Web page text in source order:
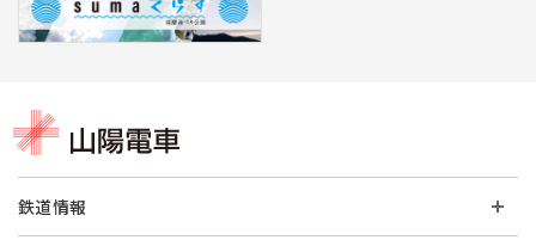
鉄道情報